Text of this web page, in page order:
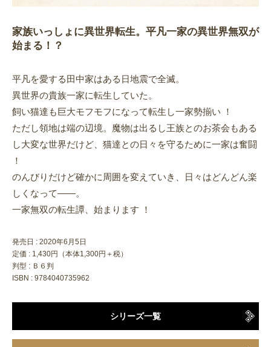
家族いっしょに異世界転生。平凡一家の異世界無双が
始まる！？
平凡を愛する田中家はある日地震で全滅。
異世界の貴族一家に転生していた。
飼い猫達も巨大モフモフになって転生し一家勢揃い ！
ただし領地は端の辺境。魔物は出るし王族とのお茶会もある
し大変な世界だけど、猫達との日々を守るために一家は奮闘
！
のんびりだけど確かに周囲を変えていき、日々はどんどん楽
しくなって――。
一家無双の転生譚、始まります ！
発売日 : 2020年6月5日
定価 : 1,430円（本体1,300円＋税）
判型 : Ｂ６判
ISBN : 9784040735962
シリーズ一覧